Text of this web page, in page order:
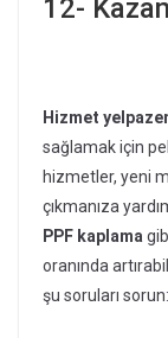
12-
Hizmet
sağlamak için
hizmetler, yeni
çıkmanıza
PPF kaplama
oranında
şu soruları sorun: